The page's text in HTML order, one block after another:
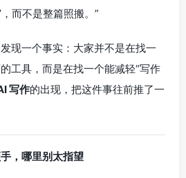
，而不是整篇照搬。”
现一个事实：大家并不是在找一
工具，而是在找一个能减轻“写作
写作的出现，把这件事往前推了一
，哪里别太指望